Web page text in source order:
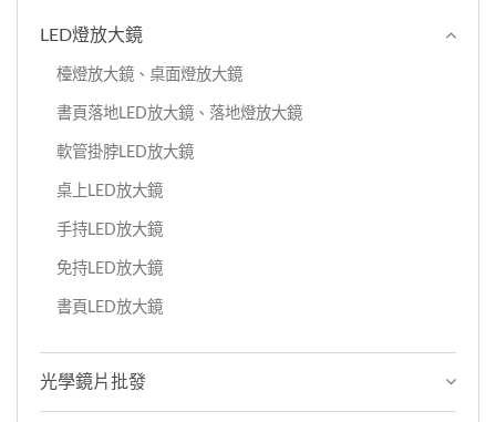
LED燈放大鏡
檯燈放大鏡、桌面燈放大鏡
書頁落地LED放大鏡、落地燈放大鏡
軟管掛脖LED放大鏡
桌上LED放大鏡
手持LED放大鏡
免持LED放大鏡
書頁LED放大鏡
光學鏡片批發